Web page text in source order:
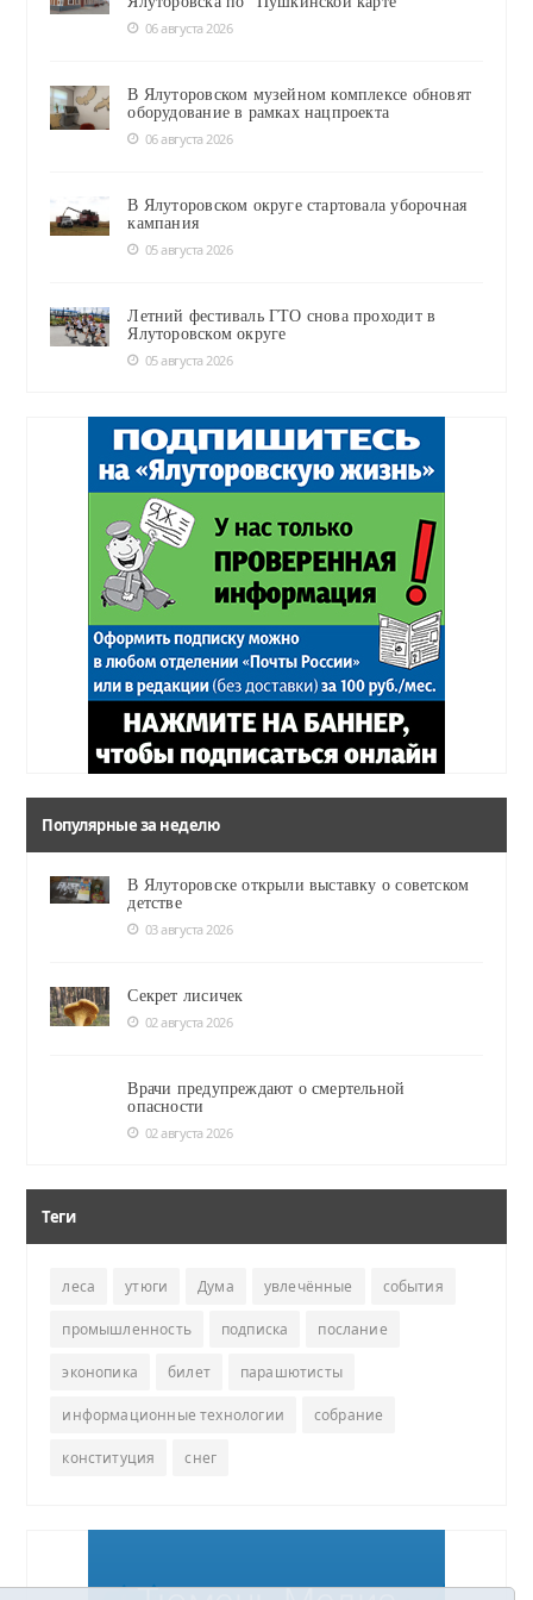
06 августа 2026
В Ялуторовском музейном комплексе обновят
оборудование в рамках нацпроекта
06 августа 2026
В Ялуторовском округе стартовала уборочная
кампания
05 августа 2026
Летний фестиваль ГТО снова проходит в
Ялуторовском округе
05 августа 2026
Популярные за неделю
В Ялуторовске открыли выставку о советском
детстве
03 августа 2026
Секрет лисичек
02 августа 2026
Врачи предупреждают о смертельной
опасности
02 августа 2026
Теги
леса утюги Дума увлечённые события
промышленность подписка послание
эконопика билет парашютисты
информационные технологии собрание
конституция снег